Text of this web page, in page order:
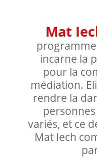
Mat
incarne la
pour la
médiation.
rendre la
variés, et ce
Mat Iech